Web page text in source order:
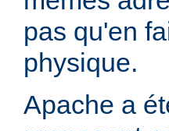
pas qu'en
physique.
Apache a